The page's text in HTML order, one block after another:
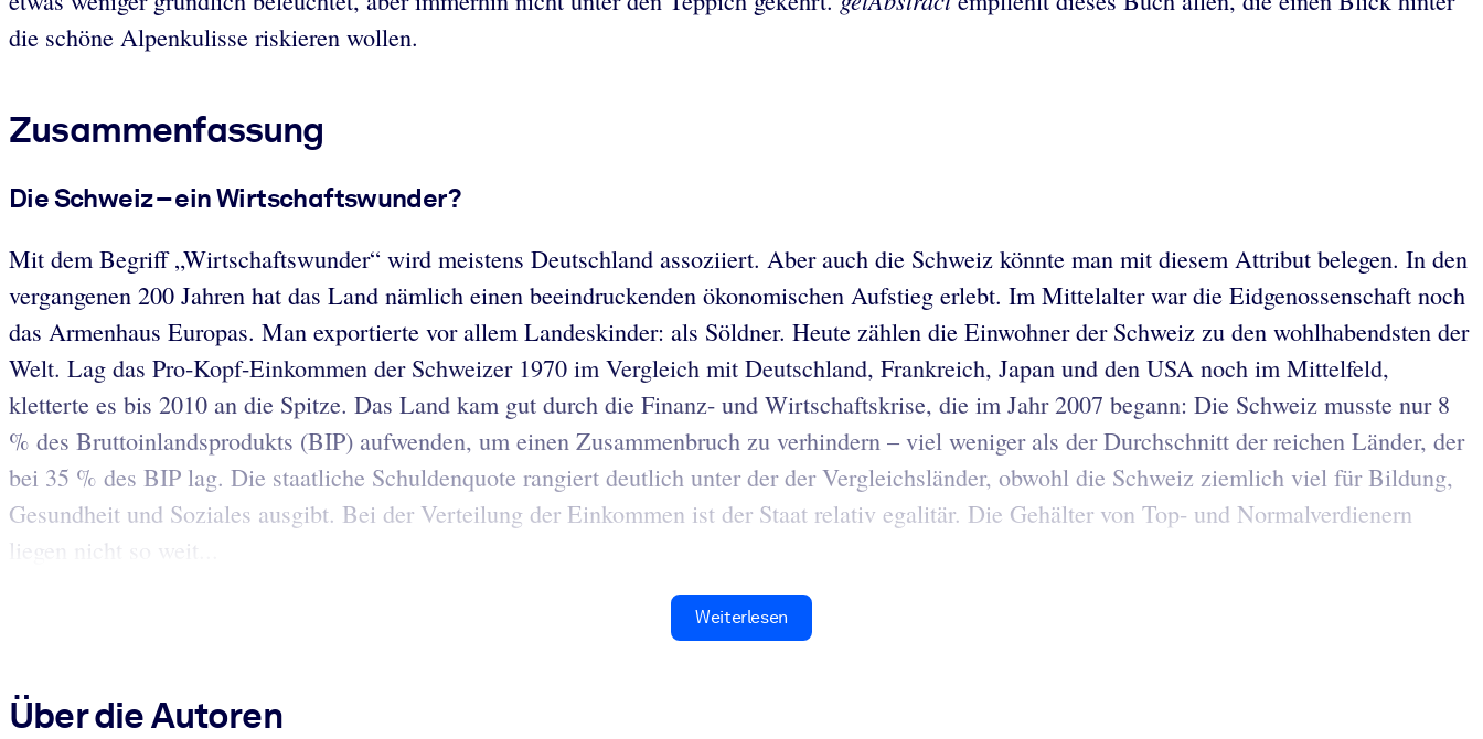
die schöne Alpenkulisse riskieren wollen.
Zusammenfassung
Die Schweiz – ein Wirtschaftswunder?
Mit dem Begriff „Wirtschaftswunder“ wird meistens Deutschland assoziiert. Aber auch die Schweiz könnte man mit diesem Attribut belegen. In den
vergangenen 200 Jahren hat das Land nämlich einen beeindruckenden ökonomischen Aufstieg erlebt. Im Mittelalter war die Eidgenossenschaft noch
das Armenhaus Europas. Man exportierte vor allem Landeskinder: als Söldner. Heute zählen die Einwohner der Schweiz zu den wohlhabendsten der
Welt. Lag das Pro-Kopf-Einkommen der Schweizer 1970 im Vergleich mit Deutschland, Frankreich, Japan und den USA noch im Mittelfeld,
kletterte es bis 2010 an die Spitze. Das Land kam gut durch die Finanz- und Wirtschaftskrise, die im Jahr 2007 begann: Die Schweiz musste nur 8
% des Bruttoinlandsprodukts (BIP) aufwenden, um einen Zusammenbruch zu verhindern – viel weniger als der Durchschnitt der reichen Länder, der
bei 35 % des BIP lag. Die staatliche Schuldenquote rangiert deutlich unter der der Vergleichsländer, obwohl die Schweiz ziemlich viel für Bildung,
Gesundheit und Soziales ausgibt. Bei der Verteilung der Einkommen ist der Staat relativ egalitär. Die Gehälter von Top- und Normalverdienern
liegen nicht so weit...
Weiterlesen
Über die Autoren